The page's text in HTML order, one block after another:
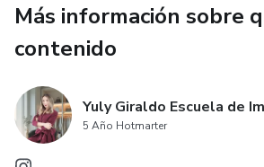
Más información sobre
contenido
Yuly Giraldo Escuela de
5 Año Hotmarter